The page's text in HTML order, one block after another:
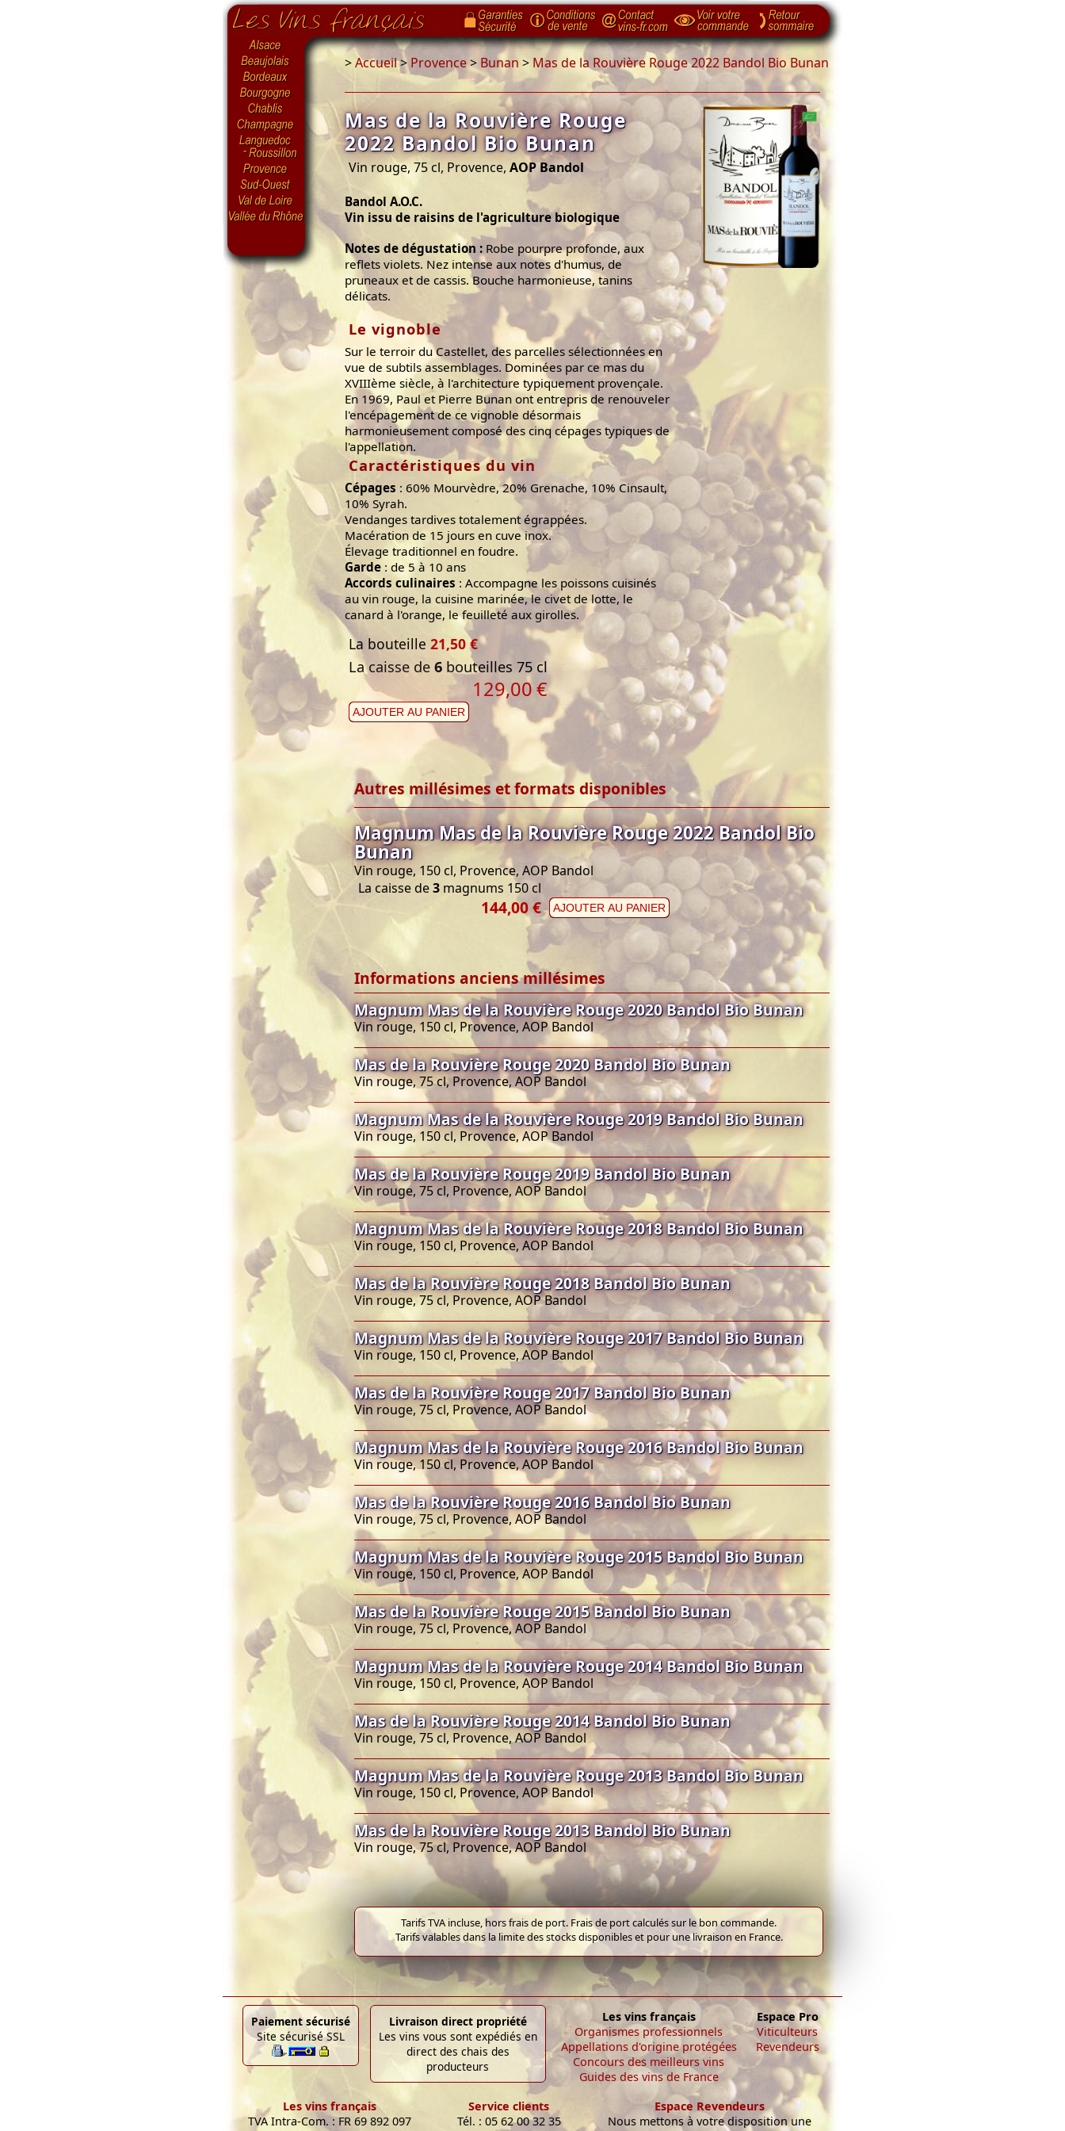
>Accueil>Provence> Bunan > Mas de la Rouvière Rouge 2022 Bandol Bio Bunan
Mas de la Rouvière Rouge
2022 Bandol Bio Bunan
Vin rouge, 75 cl, Provence, AOP Bandol
Bandol A.O.C.
Vin issu de raisins de l'agriculture biologique
Notes de dégustation : Robe pourpre profonde, aux
reflets violets. Nez intense aux notes d'humus, de
pruneaux et de cassis. Bouche harmonieuse, tanins
délicats.
Le vignoble
Sur le terroir du Castellet, des parcelles sélectionnées en
vue de subtils assemblages. Dominées par ce mas du
XVIIIème siècle, à l'architecture typiquement provençale.
En 1969, Paul et Pierre Bunan ont entrepris de renouveler
l'encépagement de ce vignoble désormais
harmonieusement composé des cinq cépages typiques de
l'appellation.
Caractéristiques du vin
Cépages : 60% Mourvèdre, 20% Grenache, 10% Cinsault,
10% Syrah.
Vendanges tardives totalement égrappées.
Macération de 15 jours en cuve inox.
Élevage traditionnel en foudre.
Garde : de 5 à 10 ans
Accords culinaires : Accompagne les poissons cuisinés
au vin rouge, la cuisine marinée, le civet de lotte, le
canard à l'orange, le feuilleté aux girolles.
La bouteille 21,50 €
La caisse de 6 bouteilles 75 cl
129,00€
AJOUTER AU PANIER
Autres millésimes et formats disponibles
Magnum Mas de la Rouvière Rouge 2022 Bandol Bio
Bunan
Vin rouge, 150 cl, Provence, AOP Bandol
La caisse de3 magnums 150 cl
144,00 € AJOUTER AU PANIER
Informations anciens millésimes
Magnum Mas de la Rouvière Rouge 2020 Bandol Bio Bunan
Vin rouge, 150 cl, Provence, AOP Bandol
Mas de la Rouvière Rouge 2020 Bandol Bio Bunan
Vin rouge, 75 cl, Provence, AOP Bandol
Magnum Mas de la Rouvière Rouge 2019 Bandol Bio Bunan
Vin rouge, 150 cl, Provence, AOP Bandol
Mas de la Rouvière Rouge 2019 Bandol Bio Bunan
Vin rouge, 75 cl, Provence, AOP Bandol
Magnum Mas de la Rouvière Rouge 2018 Bandol Bio Bunan
Vin rouge, 150 cl, Provence, AOP Bandol
Mas de la Rouvière Rouge 2018 Bandol Bio Bunan
Vin rouge, 75 cl, Provence, AOP Bandol
Magnum Mas de la Rouvière Rouge 2017 Bandol Bio Bunan
Vin rouge, 150 cl, Provence, AOP Bandol
Mas de la Rouvière Rouge 2017 Bandol Bio Bunan
Vin rouge, 75 cl, Provence, AOP Bandol
Magnum Mas de la Rouvière Rouge 2016 Bandol Bio Bunan
Vin rouge, 150 cl, Provence, AOP Bandol
Mas de la Rouvière Rouge 2016 Bandol Bio Bunan
Vin rouge, 75 cl, Provence, AOP Bandol
Magnum Mas de la Rouvière Rouge 2015 Bandol Bio Bunan
Vin rouge, 150 cl, Provence, AOP Bandol
Mas de la Rouvière Rouge 2015 Bandol Bio Bunan
Vin rouge, 75 cl, Provence, AOP Bandol
Magnum Mas de la Rouvière Rouge 2014 Bandol Bio Bunan
Vin rouge, 150 cl, Provence, AOP Bandol
Mas de la Rouvière Rouge 2014 Bandol Bio Bunan
Vin rouge, 75 cl, Provence, AOP Bandol
Magnum Mas de la Rouvière Rouge 2013 Bandol Bio Bunan
Vin rouge, 150 cl, Provence, AOP Bandol
Mas de la Rouvière Rouge 2013 Bandol Bio Bunan
Vin rouge, 75 cl, Provence, AOP Bandol
Tarifs TVA incluse, hors frais de port. Frais de port calculés sur le bon commande.
Tarifs valables dans la limite des stocks disponibles et pour une livraison en France.
Paiement sécurisé
Site sécurisé SSL
Livraison direct propriété
Les vins vous sont expédiés en
direct des chais des
producteurs
Les vins français
Organismes professionnels
Appellations d'origine protégées
Concours des meilleurs vins
Guides des vins de France
Espace Pro
Viticulteurs
Revendeurs
Les vins français
TVA Intra-Com. : FR 69 892 097
Service clients
Tél. : 05 62 00 32 35
Espace Revendeurs
Nous mettons à votre disposition une